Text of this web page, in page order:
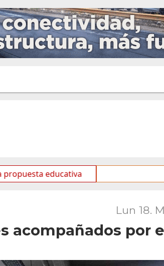
educativa Mes de las Infancias: El
Lun 18.
acompañados por